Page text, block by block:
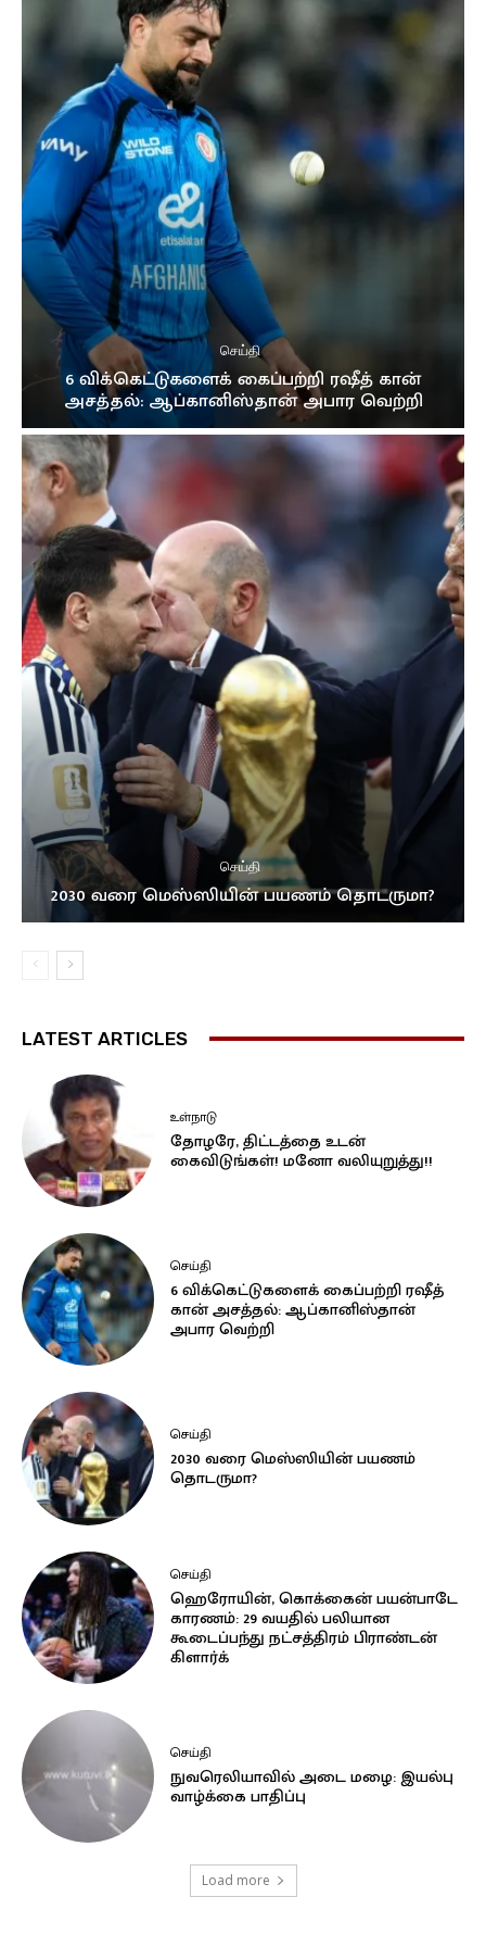
செய்தி
6 விக்கெட்டுகளைக் கைப்பற்றி ரஷீத் கான்
அசத்தல்: ஆப்கானிஸ்தான் அபார வெற்றி
செய்தி
2030 வரை மெஸ்ஸியின் பயணம் தொடருமா?
LATEST ARTICLES
உள்நாடு
தோழரே, திட்டத்தை உடன்
கைவிடுங்கள்! மனோ வலியுறுத்து!!
செய்தி
6 விக்கெட்டுகளைக் கைப்பற்றி ரஷீத்
கான் அசத்தல்: ஆப்கானிஸ்தான்
அபார வெற்றி
செய்தி
2030 வரை மெஸ்ஸியின் பயணம்
தொடருமா?
செய்தி
ஹெரோயின், கொக்கைன் பயன்பாடே
காரணம்: 29 வயதில் பலியான
கூடைப்பந்து நட்சத்திரம் பிராண்டன்
கிளார்க்
செய்தி
நுவரெலியாவில் அடை மழை: இயல்பு
வாழ்க்கை பாதிப்பு
Load more